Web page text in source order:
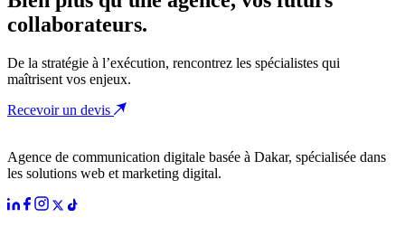
collaborateurs.
De la stratégie à l’exécution, rencontrez les spécialistes qui
maîtrisent vos enjeux.
Recevoir un devis
Agence de communication digitale basée à Dakar, spécialisée dans
les solutions web et marketing digital.